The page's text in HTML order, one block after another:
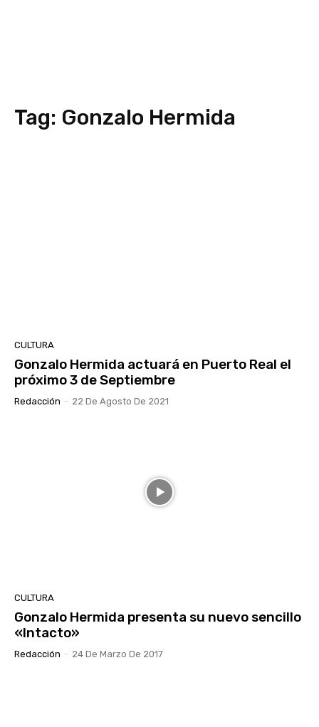
Tag: Gonzalo Hermida
CULTURA
Gonzalo Hermida actuará en Puerto Real el
próximo 3 de Septiembre
Redacción - 22 De Agosto De 2021
CULTURA
Gonzalo Hermida presenta su nuevo sencillo
«Intacto»
Redacción - 24 De Marzo De 2017